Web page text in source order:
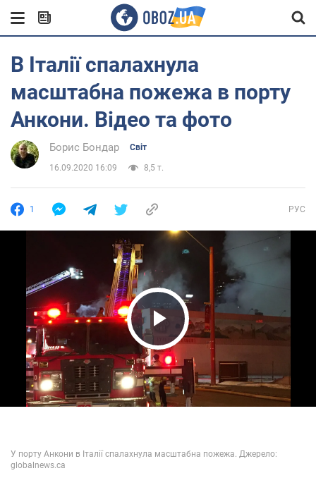
В Італії спалахнула
масштабна пожежа в порту
Анкони. Відео та фото
Борис Бондар Світ
16.09.2020 16:09 8,5 т.
1 РУС
Play Video